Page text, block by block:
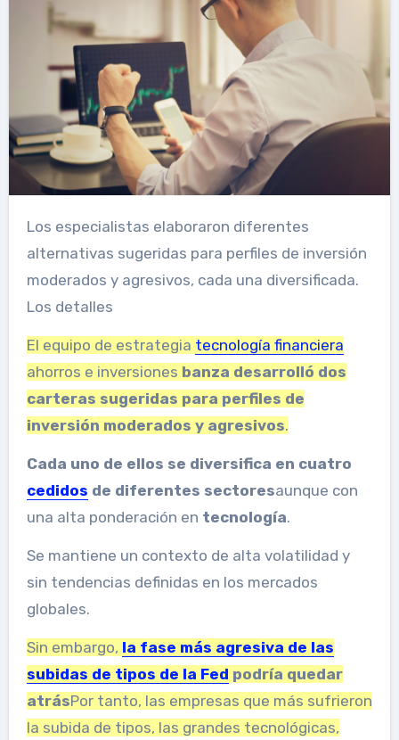
Los especialistas elaboraron diferentes
alternativas sugeridas para perfiles de inversión
moderados y agresivos, cada una diversificada.
Los detalles
El equipo de estrategia tecnología financiera
ahorros e inversiones banza desarrolló dos
carteras sugeridas para perfiles de
inversión moderados y agresivos.
Cada uno de ellos se diversifica en cuatro
cedidos de diferentes sectoresaunque con
una alta ponderación en tecnología.
Se mantiene un contexto de alta volatilidad y
sin tendencias definidas en los mercados
globales.
Sin embargo, la fase más agresiva de las
subidas de tipos de la Fed podría quedar
atrásPor tanto, las empresas que más sufrieron
la subida de tipos, las grandes tecnológicas,